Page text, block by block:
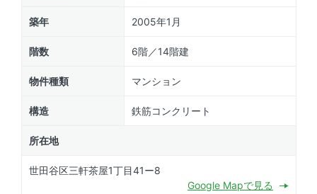
築年 2005年1月
階数 6階／14階建
物件種類 マンション
構造 鉄筋コンクリート
所在地
世田谷区三軒茶屋1丁目41ー8
Google Mapで見る